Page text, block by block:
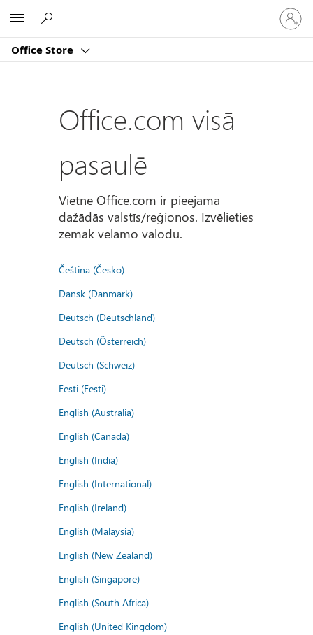
Office Store
savā
kontā
Office.com visā
pasaulē
Vietne Office.com ir pieejama
dažādās valstīs/reģionos. Izvēlieties
zemāk vēlamo valodu.
Čeština (Česko)
Dansk (Danmark)
Deutsch (Deutschland)
Deutsch (Österreich)
Deutsch (Schweiz)
Eesti (Eesti)
English (Australia)
English (Canada)
English (India)
English (International)
English (Ireland)
English (Malaysia)
English (New Zealand)
English (Singapore)
English (South Africa)
English (United Kingdom)